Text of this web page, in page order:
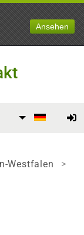
Ansehen
Westfalen